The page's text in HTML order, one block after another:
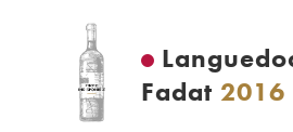
Fadat 2016